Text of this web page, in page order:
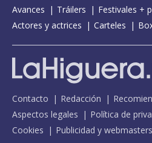
Avances
Tráilers
Festivales +
Actores y actrices
Carteles
Contacto Redacción
Aspectos legales
Política de
Cookies
Publicidad y webmasters